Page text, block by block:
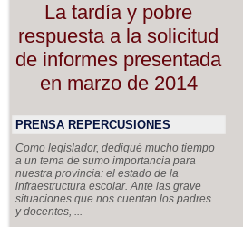
La tardía y pobre
respuesta a la solicitud
de informes presentada
en marzo de 2014
PRENSA REPERCUSIONES
Como legislador, dediqué mucho tiempo
a un tema de sumo importancia para
nuestra provincia: el estado de la
infraestructura escolar. Ante las grave
situaciones que nos cuentan los padres
y docentes, ...